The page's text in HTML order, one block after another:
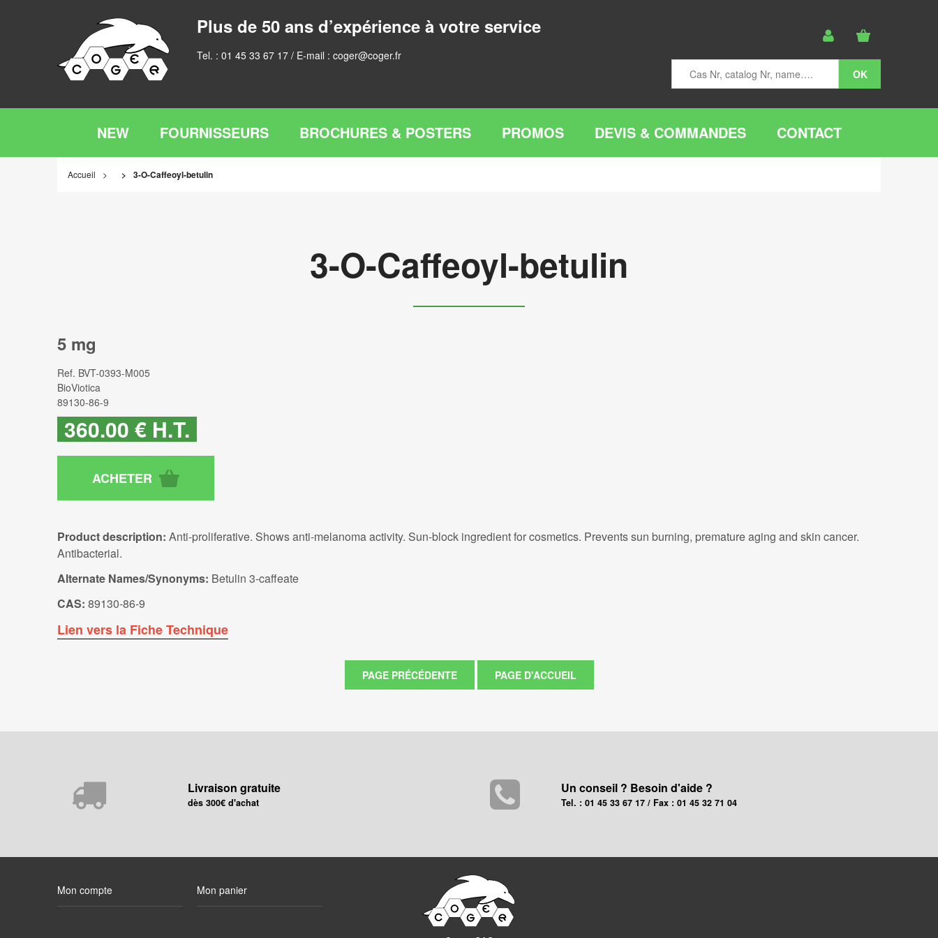
Plus de 50 ans d’expérience à votre service
Tel. : 01 45 33 67 17 / E-mail : coger@coger.fr
NEW FOURNISSEURS BROCHURES & POSTERS PROMOS DEVIS & COMMANDES CONTACT
Accueil 3-O-Caffeoyl-betulin
3-O-Caffeoyl-betulin
5 mg
Ref. BVT-0393-M005
BioViotica
89130-86-9
360.00 € H.T.
Product description: Anti-proliferative. Shows anti-melanoma activity. Sun-block ingredient for cosmetics. Prevents sun burning, premature aging and skin cancer.
Antibacterial.
Alternate Names/Synonyms: Betulin 3-caffeate
CAS: 89130-86-9
Lien vers la Fiche Technique
Livraison gratuite
dès 300€ d'achat
Un conseil ? Besoin d'aide ?
Tel. : 01 45 33 67 17 / Fax : 01 45 32 71 04
Mon compte Mon panier